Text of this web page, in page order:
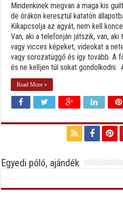
Mindenkinek megvan a maga kis
de órákon keresztül katatón
Kikapcsolja az agyát, nem kell
Van, aki a telefonján játszik, van,
vagy vicces képeket, videokat a
vagy sorozatüggő és így tovább. A
és ne kelljen túl sokat gondolkodni.
Read More »
Egyedi póló, ajándék